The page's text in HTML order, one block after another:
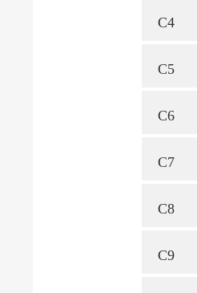
C4
C5
C6
C7
C8
C9